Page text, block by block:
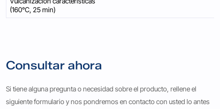
(160℃, 25 min)
Consultar ahora
Si tiene alguna pregunta o necesidad sobre el producto, rellene el
siguiente formulario y nos pondremos en contacto con usted lo antes